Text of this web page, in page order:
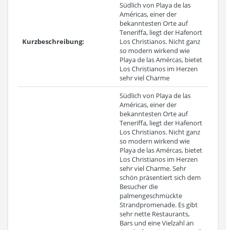
Kurzbeschreibung:
Südlich von Playa de las
Américas, einer der
bekanntesten Orte auf
Teneriffa, liegt der Hafenort
Los Christianos. Nicht ganz
so modern wirkend wie
Playa de las Amércas, bietet
Los Christianos im Herzen
sehr viel Charme
Südlich von Playa de las
Américas, einer der
bekanntesten Orte auf
Teneriffa, liegt der Hafenort
Los Christianos. Nicht ganz
so modern wirkend wie
Playa de las Amércas, bietet
Los Christianos im Herzen
sehr viel Charme. Sehr
schön präsentiert sich dem
Besucher die
palmengeschmückte
Strandpromenade. Es gibt
sehr nette Restaurants,
Bars und eine Vielzahl an